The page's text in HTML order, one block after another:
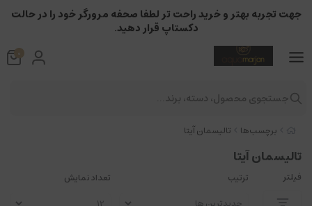
برچسب‌ها تالیسمان آیتا
تالیسمان آیتا
فیلتر ترتیب تعداد نمایش
جهت تجربه بهتر و خرید راحت تر لطفا صحفه مرورگر خود را در حالت
دکستاپ قرار دهید.
0
جستجوی محصول، دسته، برند...